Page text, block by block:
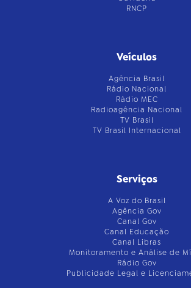
RNCP
Veículos
Agência Brasil
Rádio Nacional
Rádio MEC
Radioagência Nacional
TV Brasil
TV Brasil Internacional
Serviços
A Voz do Brasil
Agência Gov
Canal Gov
Canal Educação
Canal Libras
Monitoramento e Análise de
Rádio Gov
Publicidade Legal e